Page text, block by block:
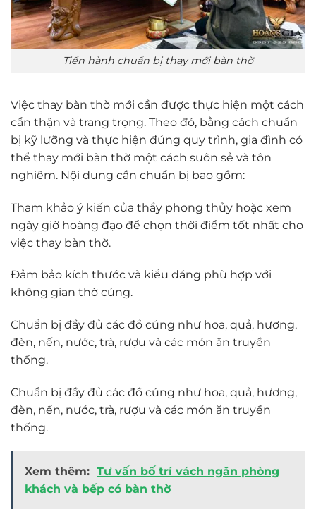
Tiến hành chuẩn bị thay mới bàn thờ
Việc thay bàn thờ mới cần được thực hiện một cách
cẩn thận và trang trọng. Theo đó, bằng cách chuẩn
bị kỹ lưỡng và thực hiện đúng quy trình, gia đình có
thể thay mới bàn thờ một cách suôn sẻ và tôn
nghiêm. Nội dung cần chuẩn bị bao gồm:
Tham khảo ý kiến của thầy phong thủy hoặc xem
ngày giờ hoàng đạo để chọn thời điểm tốt nhất cho
việc thay bàn thờ.
Đảm bảo kích thước và kiểu dáng phù hợp với
không gian thờ cúng.
Chuẩn bị đầy đủ các đồ cúng như hoa, quả, hương,
đèn, nến, nước, trà, rượu và các món ăn truyền
thống.
Chuẩn bị đầy đủ các đồ cúng như hoa, quả, hương,
đèn, nến, nước, trà, rượu và các món ăn truyền
thống.
Xem thêm: Tư vấn bố trí vách ngăn phòng
khách và bếp có bàn thờ